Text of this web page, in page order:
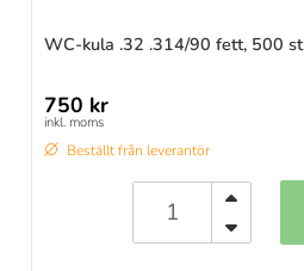
WC-kula .32 .314/90 fett, 500 st
750 kr
inkl. moms
Beställt från leverantör